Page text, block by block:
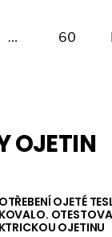
… 60
OJETIN
OJETÉ
OJETINU